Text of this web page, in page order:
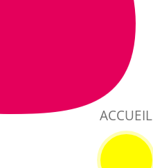
ACCUEIL